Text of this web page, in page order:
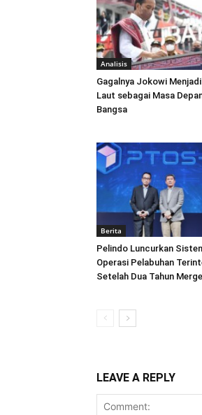
Analisis
Gagalnya Jokowi
Laut sebagai Masa
Bangsa
Berita
Pelindo Luncurkan
Operasi Pelabuhan
Setelah Dua Tahun
LEAVE A REPLY